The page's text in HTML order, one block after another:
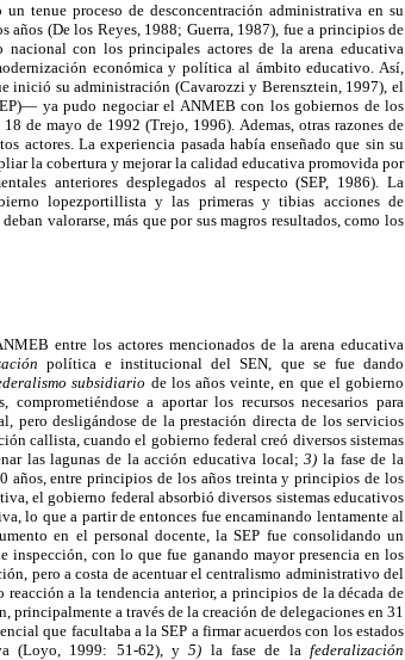
tenue proceso de desconcentración administrativa en su
años (De los Reyes, 1988; Guerra, 1987), fue a principios de
con los principales actores de la arena educativa
económica y política al ámbito educativo. Así,
inició su administración (Cavarozzi y Berensztein, 1997), el
ya pudo negociar el ANMEB con los gobiernos de los
de mayo de 1992 (Trejo, 1996). Ademas, otras razones de
actores. La experiencia pasada había enseñado que sin su
la cobertura y mejorar la calidad educativa promovida por
anteriores desplegados al respecto (SEP, 1986). La
lopezportillista y las primeras y tibias acciones de
valorarse, más que por sus magros resultados, como los
entre los actores mencionados de la arena educativa
política e institucional del SEN, que se fue dando
subsidiario de los años veinte, en que el gobierno
a aportar los recursos necesarios para
pero desligándose de la prestación directa de los servicios
callista, cuando el gobierno federal creó diversos sistemas
las lagunas de la acción educativa local;3) la fase de la
años, entre principios de los años treinta y principios de los
el gobierno federal absorbió diversos sistemas educativos
lo que a partir de entonces fue encaminando lentamente al
en el personal docente, la SEP fue consolidando un
con lo que fue ganando mayor presencia en los
pero a costa de acentuar el centralismo administrativo del
reacción a la tendencia anterior, a principios de la década de
principalmente a través de la creación de delegaciones en 31
que facultaba a la SEP a firmar acuerdos con los estados
(Loyo, 1999: 51-62), y5) la fase de lafederalización